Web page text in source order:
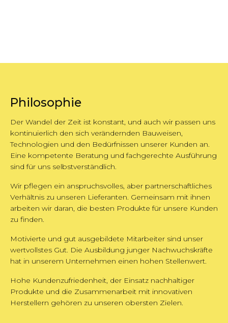
Philosophie
Der Wandel der Zeit ist konstant, und auch wir passen uns
kontinuierlich den sich verändernden Bauweisen,
Technologien und den Bedürfnissen unserer Kunden an.
Eine kompetente Beratung und fachgerechte Ausführung
sind für uns selbstverständlich.
Wir pflegen ein anspruchsvolles, aber partnerschaftliches
Verhältnis zu unseren Lieferanten. Gemeinsam mit ihnen
arbeiten wir daran, die besten Produkte für unsere Kunden
zu finden.
Motivierte und gut ausgebildete Mitarbeiter sind unser
wertvollstes Gut. Die Ausbildung junger Nachwuchskräfte
hat in unserem Unternehmen einen hohen Stellenwert.
Hohe Kundenzufriedenheit, der Einsatz nachhaltiger
Produkte und die Zusammenarbeit mit innovativen
Herstellern gehören zu unseren obersten Zielen.